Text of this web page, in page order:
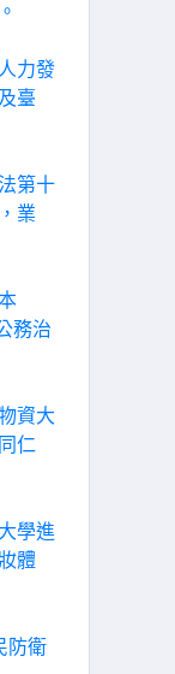
力發
臺
第十
業
務治
資大
仁
學進
體
防衛